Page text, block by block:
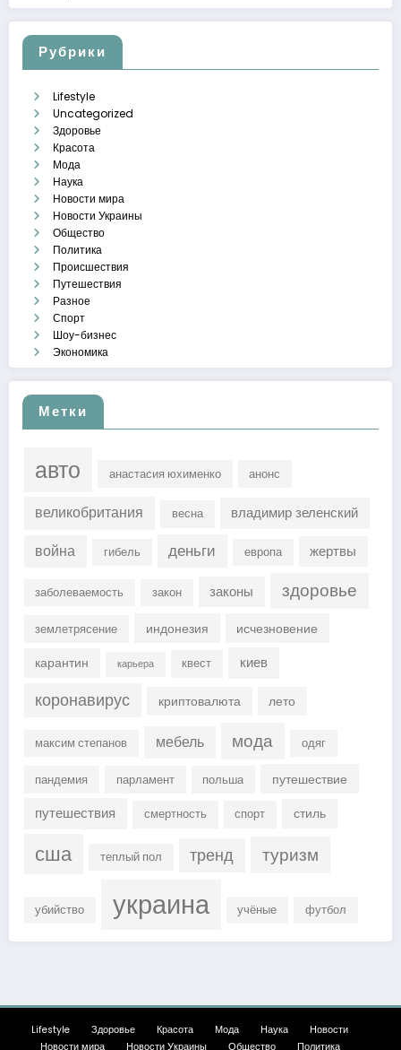
Рубрики
Lifestyle
Uncategorized
Здоровье
Красота
Мода
Наука
Новости мира
Новости Украины
Общество
Политика
Происшествия
Путешествия
Разное
Спорт
Шоу-бизнес
Экономика
Метки
авто анастасия юхименко анонс
великобритания весна владимир зеленский
война гибель деньги европа жертвы
заболеваемость закон законы здоровье
землетрясение индонезия
исчезновение
карантин
карьера квест киев
коронавирус криптовалюта лето
максим степанов мебель мода одяг
пандемия парламент польша путешествие
путешествия смертность спорт стиль
сша теплый пол тренд туризм
убийство украина учёные футбол
Lifestyle Здоровье Красота Мода Наука
Новости
Новости мира
Новости Украины Общество Политика